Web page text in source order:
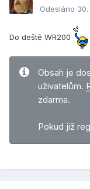
Odesláno
Do deště WR200
Obsah je
uživatelům.
zdarma.
Pokud již